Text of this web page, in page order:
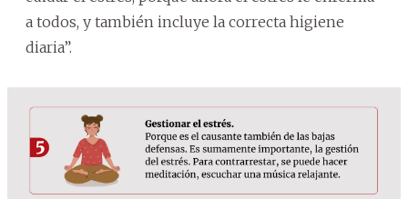
a todos, y también incluye la correcta higiene
diaria”.